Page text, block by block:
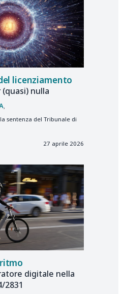
licenziamento
nulla
sentenza del Tribunale di
27 aprile 2026
digitale nella
2831